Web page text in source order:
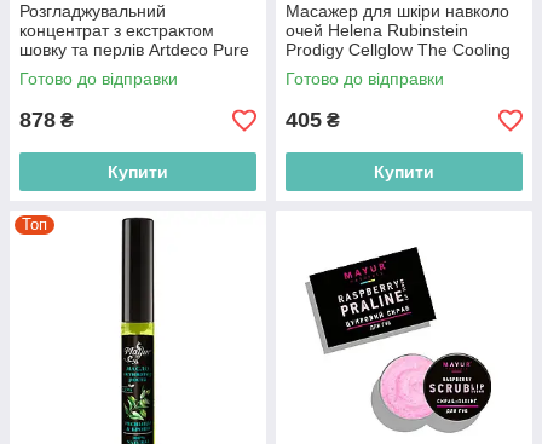
Розгладжувальний
концентрат з екстрактом
шовку та перлів Artdeco Pure
Silk Lifting Treatment (тестер)
30ml (4052136222920)
Готово до відправки
878 ₴
Купити
Масажер для шкіри навколо
очей Helena Rubinstein
Prodigy Cellglow The Cooling
Eye Massager
(3614272489981)
Готово до відправки
405 ₴
Купити
Топ